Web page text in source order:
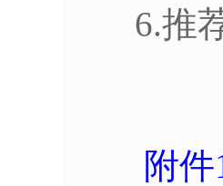
6.推荐
附